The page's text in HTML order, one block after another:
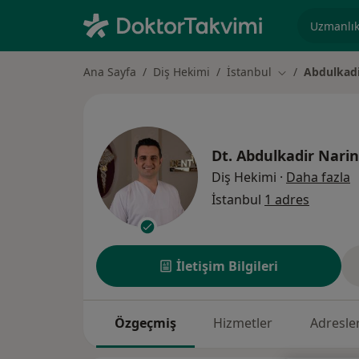
Ana Sayfa Diş Hekimi İstanbul Şehir değiştir
Dt. Abdulkadir Narin
Diş Hekimi · Daha fazla
İstanbul 1 adres
İletişim Bilgileri
Özgeçmiş Hizmetler